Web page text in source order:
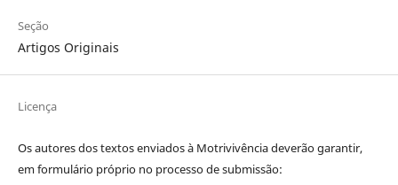
Seção
Artigos Originais
Licença
Os autores dos textos enviados à Motrivivência deverão garantir,
em formulário próprio no processo de submissão: